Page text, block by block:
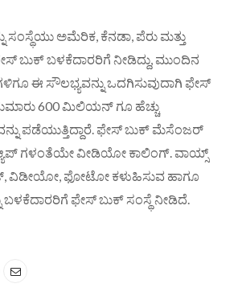
ಸಂಸ್ಥೆಯು ಅಮೆರಿಕ, ಕೆನಡಾ, ಪೆರು ಮತ್ತು
ಬುಕ್ ಬಳಕೆದಾರರಿಗೆ ನೀಡಿದ್ದು, ಮುಂದಿನ
ಈ ಸೌಲಭ್ಯವನ್ನು ಒದಗಿಸುವುದಾಗಿ ಫೇಸ್
600 ಮಿಲಿಯನ್ ಗೂ ಹೆಚ್ಚು
ಪಡೆಯುತ್ತಿದ್ದಾರೆ. ಫೇಸ್ ಬುಕ್ ಮೆಸೆಂಜರ್
ಗಳಂತೆಯೇ ವೀಡಿಯೋ ಕಾಲಿಂಗ್. ವಾಯ್ಸ್
ವಿಡೀಯೋ, ಫೋಟೋ ಕಳುಹಿಸುವ ಹಾಗೂ
ಬಳಕೆದಾರರಿಗೆ ಫೇಸ್ ಬುಕ್ ಸಂಸ್ಥೆ ನೀಡಿದೆ.